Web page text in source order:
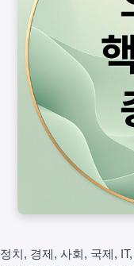
정치, 경제, 사회, 국제,